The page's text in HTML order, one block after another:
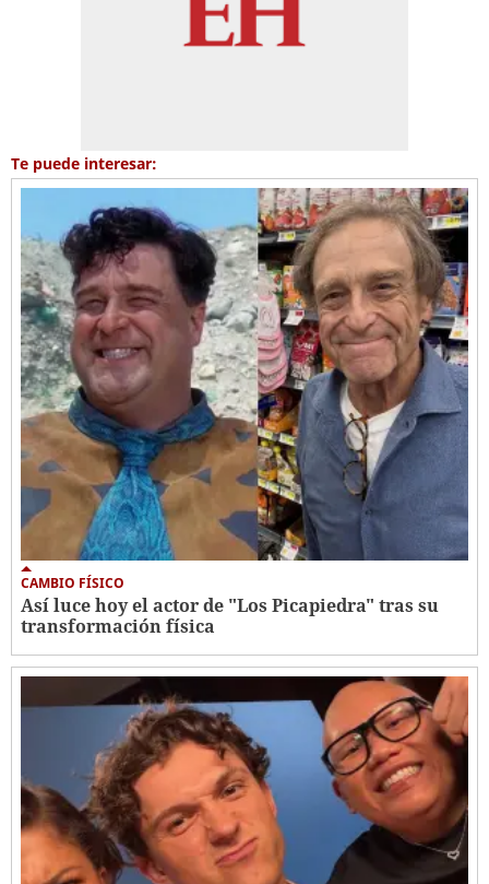
Te puede interesar:
CAMBIO FÍSICO
Así luce hoy el actor de "Los Picapiedra" tras su
transformación física